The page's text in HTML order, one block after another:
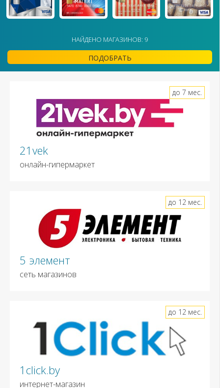
НАЙДЕНО МАГАЗИНОВ: 9
ПОДОБРАТЬ
21vek
онлайн-гипермаркет
до 7 мес.
5 элемент
сеть магазинов
до 12 мес.
1click.by
интернет-магазин
до 12 мес.